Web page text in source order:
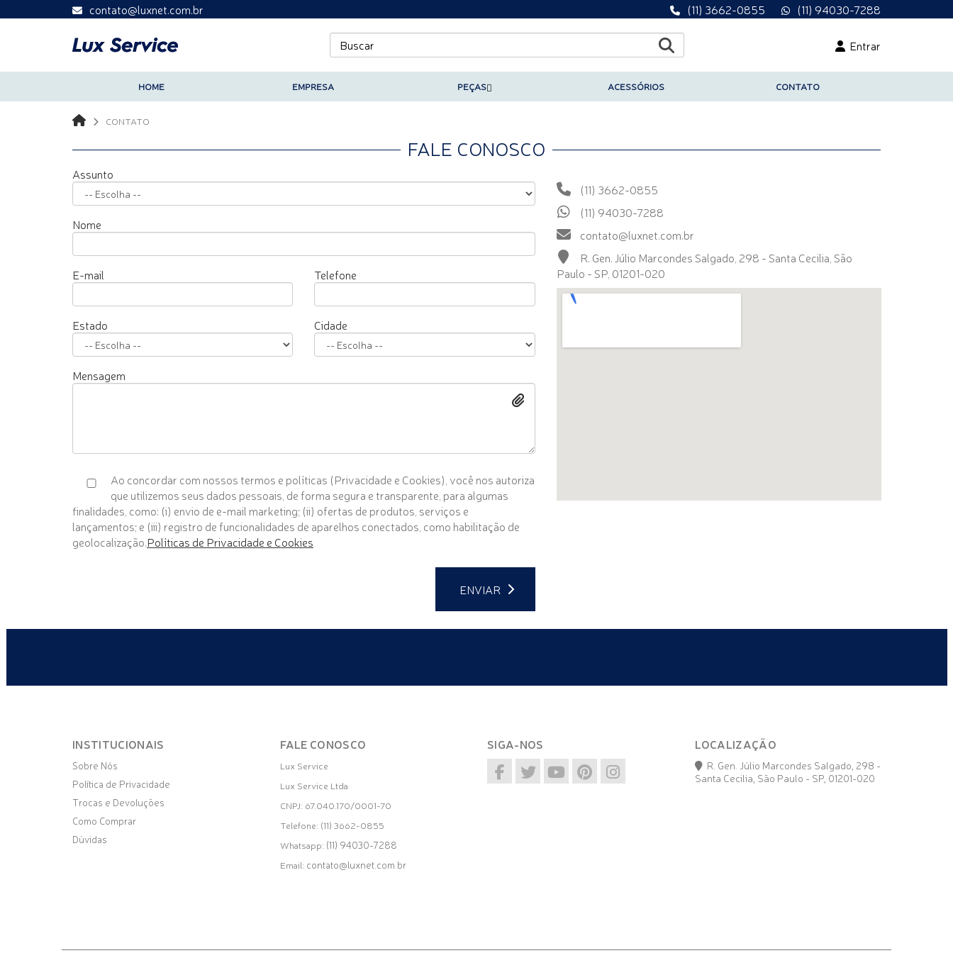
contato@luxnet.com.br (11) 3662-0855 (11) 94030-7288
Entrar
HOME EMPRESA PEÇAS ACESSÓRIOS CONTATO
CONTATO
FALE CONOSCO
Assunto
Nome
E-mail Telefone
Estado Cidade
Mensagem
Ao concordar com nossos termos e políticas (Privacidade e Cookies), você nos autoriza
que utilizemos seus dados pessoais, de forma segura e transparente, para algumas
finalidades, como: (i) envio de e-mail marketing; (ii) ofertas de produtos, serviços e
lançamentos; e (iii) registro de funcionalidades de aparelhos conectados, como habilitação de
geolocalização.Políticas de Privacidade e Cookies
ENVIAR
(11) 3662-0855
(11) 94030-7288
contato@luxnet.com.br
R. Gen. Júlio Marcondes Salgado, 298 - Santa Cecilia, São
Paulo - SP, 01201-020
INSTITUCIONAIS
Sobre Nós
Política de Privacidade
Trocas e Devoluções
Como Comprar
Dúvidas
FALE CONOSCO
Lux Service
Lux Service Ltda
CNPJ: 67.040.170/0001-70
Telefone: (11) 3662-0855
Whatsapp: (11) 94030-7288
Email: contato@luxnet.com.br
SIGA-NOS LOCALIZAÇÃO
R. Gen. Júlio Marcondes Salgado, 298 -
Santa Cecilia, São Paulo - SP, 01201-020